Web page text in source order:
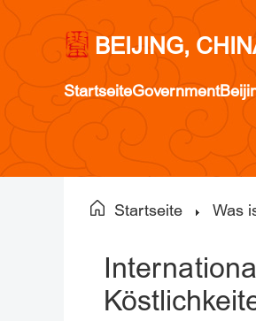
BEIJING,
StartseiteGovernment
Startseite Was